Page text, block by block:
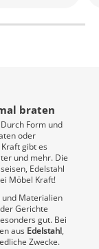
braten
Form und
oder
gibt es
und mehr. Die
Edelstahl
Möbel Kraft!
und Materialien
Gerichte
gut. Bei
aus Edelstahl,
Zwecke.